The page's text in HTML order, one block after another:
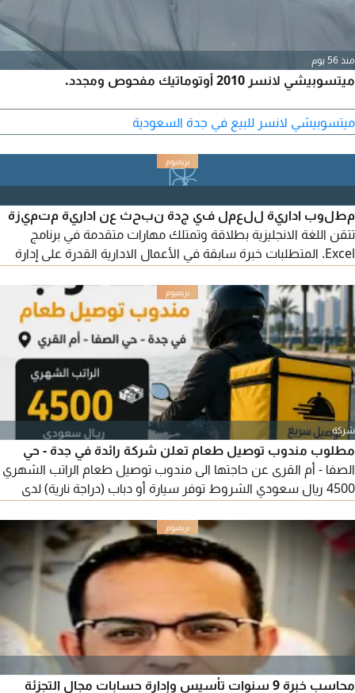
منذ 56 يوم
ميتسوبيشي لانسر 2010 أوتوماتيك مفحوص ومجدد.
ميتسوبيشي لانسر للبيع في جدة السعودية
مطلوب ادارية للعمل في جدة نبحث عن ادارية متميزة
تتقن اللغة الانجليزية بطلاقة وتمتلك مهارات متقدمة في برنامج
Excel. المتطلبات خبرة سابقة في الأعمال الادارية القدرة على إدارة
والانجليزية الموقع جدة للتقديم يرجى إرسال السيرة الذاتية
شركة
مطلوب مندوب توصيل طعام تعلن شركة رائدة في جدة - حي
الصفا - أم القرى عن حاجتها الى مندوب توصيل طعام الراتب الشهري
4500 ريال سعودي الشروط توفر سيارة أو دباب (دراجة نارية) لدى
القدرة على العمل الميداني والتوصيل بكفاءة. للتقديم أو الاستفسار
موبايل / واتساب العدد محدود، والأولوية للمتقدمين الجادين
محاسب خبرة 9 سنوات تأسيس وإدارة حسابات مجال التجزئة